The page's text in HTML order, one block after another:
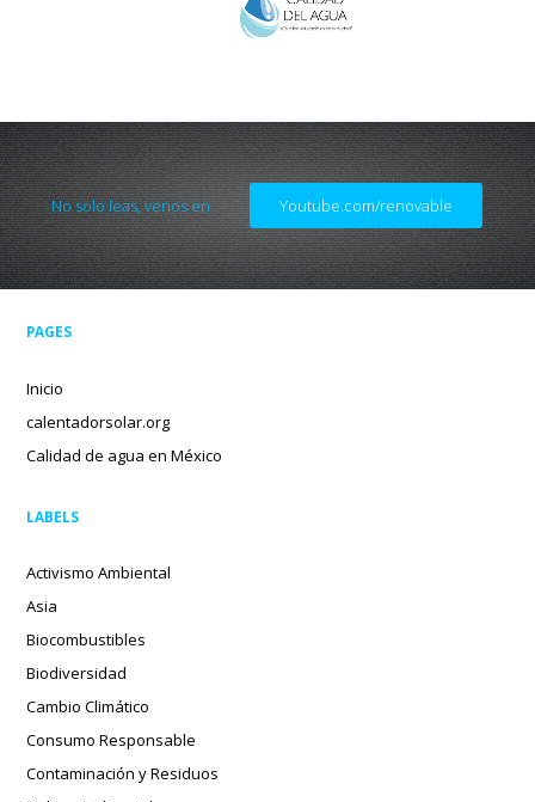
No solo leas, venos en Youtube.com/renovable
PAGES
Inicio
calentadorsolar.org
Calidad de agua en México
LABELS
Activismo Ambiental
Asia
Biocombustibles
Biodiversidad
Cambio Climático
Consumo Responsable
Contaminación y Residuos